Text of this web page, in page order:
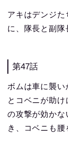
アキはデンジ
に、隊長と副隊
第47話
ボムは車に襲い
とコベニが助
の攻撃が効かな
き、コベニも腰